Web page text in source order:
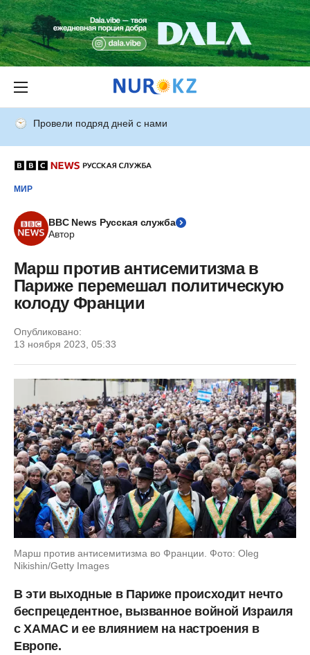
Провели подряд дней с нами
МИР
BBC News Русская служба
Автор
Марш против антисемитизма в
Париже перемешал политическую
колоду Франции
Опубликовано:
13 ноября 2023, 05:33
Марш против антисемитизма во Франции. Фото: Oleg
Nikishin/Getty Images
В эти выходные в Париже происходит нечто
беспрецедентное, вызванное войной Израиля
с ХАМАС и ее влиянием на настроения в
Европе.